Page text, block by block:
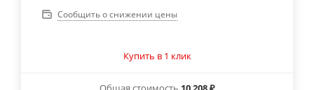
Сообщить о снижении цены
Купить в 1 клик